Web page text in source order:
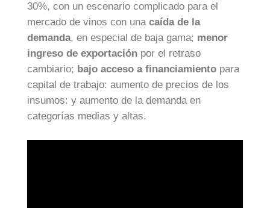
30%, con un escenario complicado para el
mercado de vinos con una caída de la
demanda, en especial de baja gama; menor
ingreso de exportación por el retraso
cambiario; bajo acceso a financiamiento para
capital de trabajo: aumento de precios de los
insumos: y aumento de la demanda en
categorías medias y altas.